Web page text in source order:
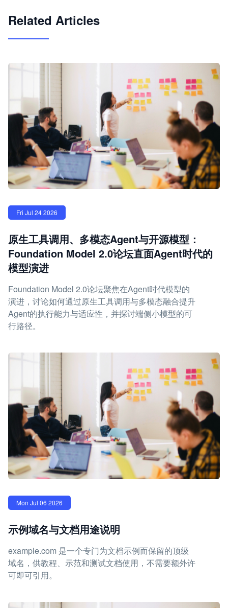
Related Articles
Fri Jul 24 2026
原生工具调用、多模态Agent与开源模型：
Foundation Model 2.0论坛直面Agent时代的
模型演进
Foundation Model 2.0论坛聚焦在Agent时代模型的
演进，讨论如何通过原生工具调用与多模态融合提升
Agent的执行能力与适应性，并探讨端侧小模型的可
行路径。
Mon Jul 06 2026
示例域名与文档用途说明
example.com 是一个专门为文档示例而保留的顶级
域名，供教程、示范和测试文档使用，不需要额外许
可即可引用。